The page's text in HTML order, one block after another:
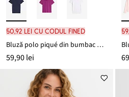
50,92 lei cu codul FINED
Bluză polo piqué din bumbac organic 100%
59,90 lei